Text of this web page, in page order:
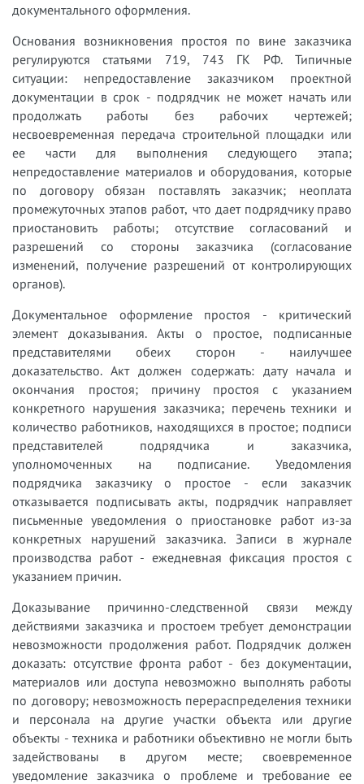
документального оформления.
Основания возникновения простоя по вине заказчика
регулируются статьями 719, 743 ГК РФ. Типичные
ситуации: непредоставление заказчиком проектной
документации в срок - подрядчик не может начать или
продолжать работы без рабочих чертежей;
несвоевременная передача строительной площадки или
ее части для выполнения следующего этапа;
непредоставление материалов и оборудования, которые
по договору обязан поставлять заказчик; неоплата
промежуточных этапов работ, что дает подрядчику право
приостановить работы; отсутствие согласований и
разрешений со стороны заказчика (согласование
изменений, получение разрешений от контролирующих
органов).
Документальное оформление простоя - критический
элемент доказывания. Акты о простое, подписанные
представителями обеих сторон - наилучшее
доказательство. Акт должен содержать: дату начала и
окончания простоя; причину простоя с указанием
конкретного нарушения заказчика; перечень техники и
количество работников, находящихся в простое; подписи
представителей подрядчика и заказчика,
уполномоченных на подписание. Уведомления
подрядчика заказчику о простое - если заказчик
отказывается подписывать акты, подрядчик направляет
письменные уведомления о приостановке работ из-за
конкретных нарушений заказчика. Записи в журнале
производства работ - ежедневная фиксация простоя с
указанием причин.
Доказывание причинно-следственной связи между
действиями заказчика и простоем требует демонстрации
невозможности продолжения работ. Подрядчик должен
доказать: отсутствие фронта работ - без документации,
материалов или доступа невозможно выполнять работы
по договору; невозможность перераспределения техники
и персонала на другие участки объекта или другие
объекты - техника и работники объективно не могли быть
задействованы в другом месте; своевременное
уведомление заказчика о проблеме и требование ее